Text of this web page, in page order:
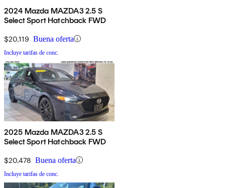
2024 Mazda MAZDA3 2.5 S
Select Sport Hatchback FWD
$20,119 Buena oferta
Incluye tarifas de conc.
2025 Mazda MAZDA3 2.5 S
Select Sport Hatchback FWD
$20,478 Buena oferta
Incluye tarifas de conc.